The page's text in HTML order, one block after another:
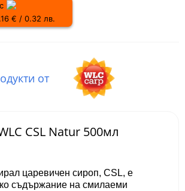
€ / 0.32 лв.
от
CSL Natur 500мл
царевичен сироп, CSL, е
съдържание на смилаеми